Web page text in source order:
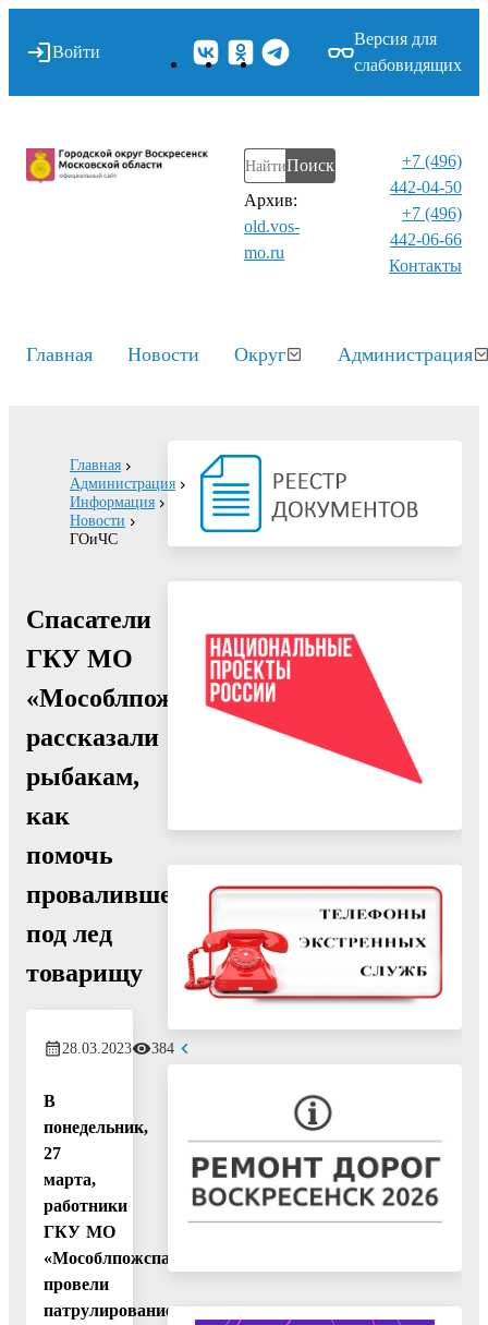
Войти
Версия для
слабовидящих
Поиск
Архив:
old.vos-
mo.ru
+7 (496)
442-04-50
+7 (496)
442-06-66
Контакты⁠
Главная Новости Округ Администрация
Главная
Администрация
Информация
Новости
ГОиЧС
Спасатели
ГКУ МО
«Мособлпожспас»
рассказали
рыбакам,
как
помочь
провалившемуся
под лед
товарищу
28.03.2023 384
В
понедельник,
27
марта,
работники
ГКУ МО
«Мособлпожспас»
провели
патрулирование